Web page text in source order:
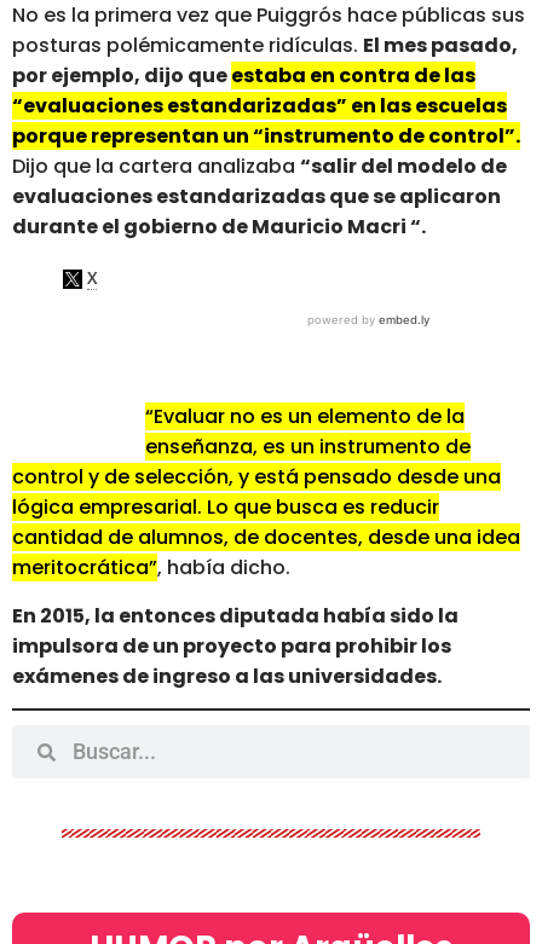
No es la primera vez que Puiggrós hace públicas sus
posturas polémicamente ridículas. El mes pasado,
por ejemplo, dijo queestaba en contra de las
“evaluaciones estandarizadas” en las escuelas
porque representan un “instrumento de control”.
Dijo que la cartera analizaba “salir del modelo de
evaluaciones estandarizadas que se aplicaron
durante el gobierno de Mauricio Macri “.
“Evaluar no es un elemento de la
enseñanza, es un instrumento de
control y de selección, y está pensado desde una
lógica empresarial. Lo que busca es reducir
cantidad de alumnos, de docentes, desde una idea
meritocrática”, había dicho.
En 2015, la entonces diputada había sido la
impulsora de un proyecto para prohibir los
exámenes de ingreso a las universidades.